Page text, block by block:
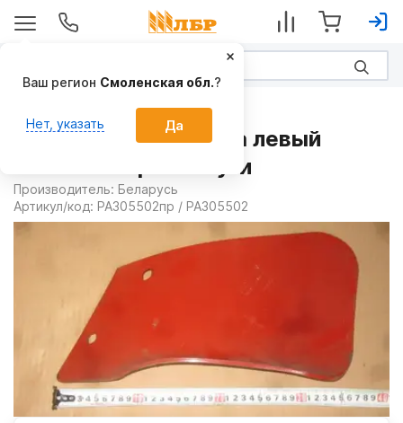
Отвал предплужника левый
PA305502пр на Плуги
Производитель: Беларусь
Артикул/код: PA305502пр / PA305502
Ваш регион Смоленская обл.?
Нет, указать Да